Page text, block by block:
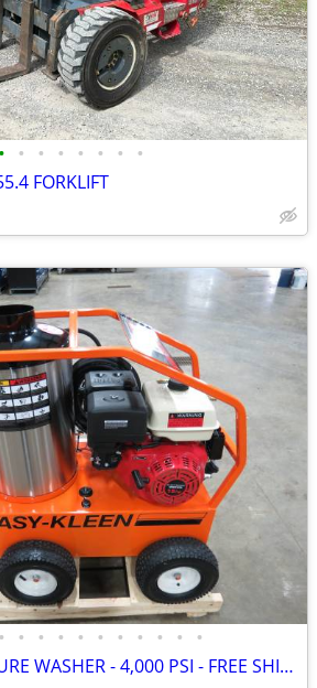
• • • • • • • •
FORKLIFT
• • • • • • • • • • •
HOT WATER PRESSURE WASHER - 4,000 PSI - FREE SHIPPING